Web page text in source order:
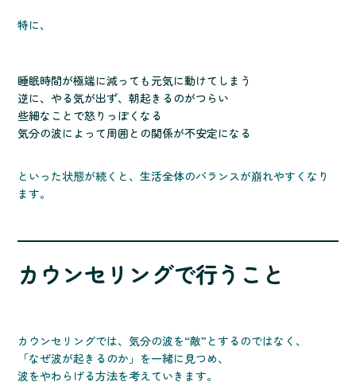
特に、
睡眠時間が極端に減っても元気に動けてしまう
逆に、やる気が出ず、朝起きるのがつらい
些細なことで怒りっぽくなる
気分の波によって周囲との関係が不安定になる
といった状態が続くと、生活全体のバランスが崩れやすくなり
ます。
カウンセリングで行うこと
カウンセリングでは、気分の波を“敵”とするのではなく、
「なぜ波が起きるのか」を一緒に見つめ、
波をやわらげる方法を考えていきます。